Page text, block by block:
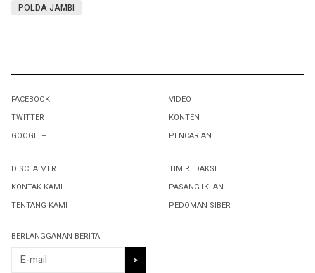
POLDA JAMBI
FACEBOOK
TWITTER
GOOGLE+
VIDEO
KONTEN
PENCARIAN
DISCLAIMER
KONTAK KAMI
TENTANG KAMI
TIM REDAKSI
PASANG IKLAN
PEDOMAN SIBER
BERLANGGANAN BERITA